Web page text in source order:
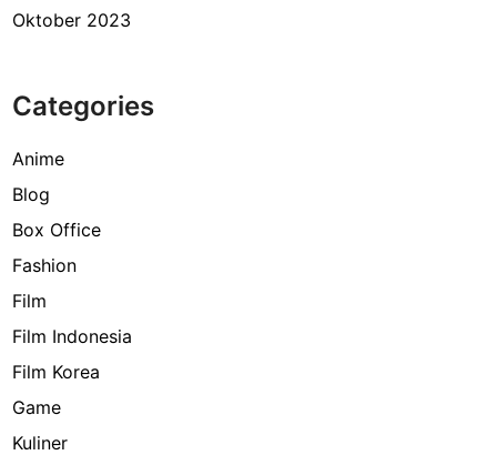
Oktober 2023
Categories
Anime
Blog
Box Office
Fashion
Film
Film Indonesia
Film Korea
Game
Kuliner